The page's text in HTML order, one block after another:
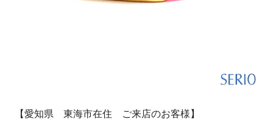
【愛知県 東海市在住 ご来店のお客様】